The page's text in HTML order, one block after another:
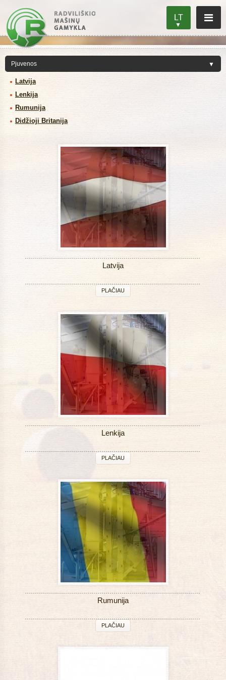
LT
Latvija
Lenkija
Rumunija
Didžioji Britanija
Latvija
PLAČIAU
Lenkija
PLAČIAU
Rumunija
PLAČIAU